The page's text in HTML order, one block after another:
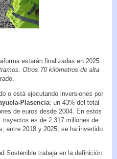
estarán finalizadas en 2025.
Otros 70 kilómetros de alta
o está ejecutando inversiones por
Plasencia: un 43% del total
de euros desde 2004. En estos
es de 2.317 millones de
entre 2018 y 2025, se ha invertido
Sostenible trabaja en la definición